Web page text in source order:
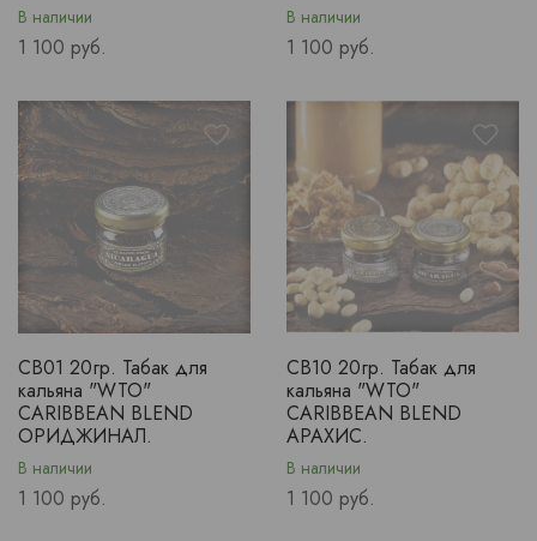
В наличии
Price
1 100 руб.
В наличии
Price
1 100 руб.
CB01 20гр. Табак для
кальяна "WTO"
CARIBBEAN BLEND
ОРИДЖИНАЛ.
В наличии
Price
1 100 руб.
CB10 20гр. Табак для
кальяна "WTO"
CARIBBEAN BLEND
АРАХИС.
В наличии
Price
1 100 руб.